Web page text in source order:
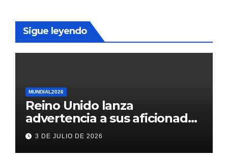
Sigue leyendo
MUNDIAL2026
Reino Unido lanza
advertencia a sus aficionados
antes del México vs
Inglaterra en el Mundial 2026
3 DE JULIO DE 2026